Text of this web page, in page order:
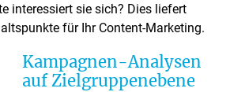
interessiert sie sich? Dies liefert
für Ihr Content-Marketing.
Kampagnen-Analysen
auf Zielgruppenebene